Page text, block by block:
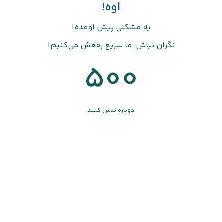
اوه!
یه مشکلی پیش اومده!
نگران نباش، ما سریع رفعش می‌کنیم!
500
دوباره تلاش کنید